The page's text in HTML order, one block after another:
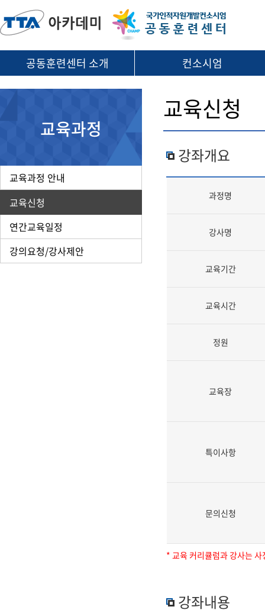
공동훈련센터 소개 컨소시엄
교육과정
교육과정 안내
교육신청
연간교육일정
강의요청/강사제안
교육신청
강좌개요
과정명
강사명
교육기간
교육시간
정원
교육장
특이사항
문의신청
* 교육 커리큘럼과 강사는
강좌내용